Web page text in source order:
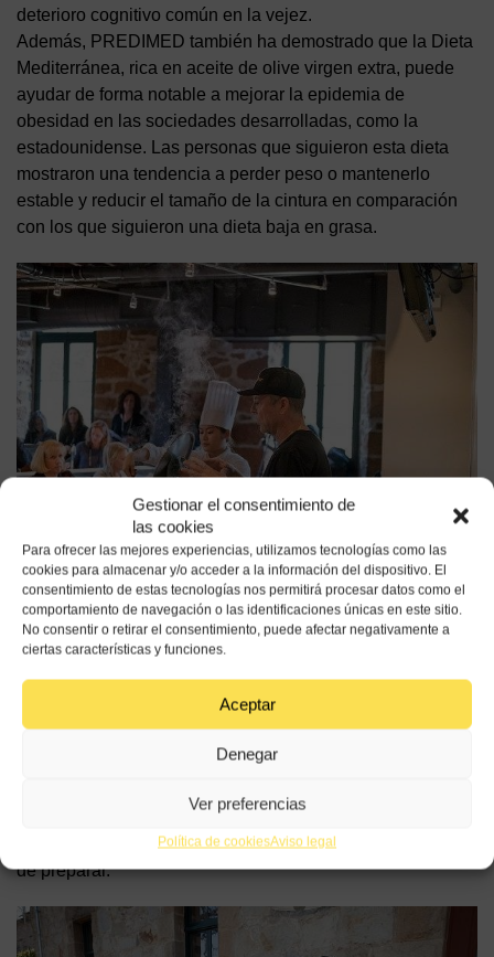
Gestionar el consentimiento de
las cookies
Para ofrecer las mejores experiencias, utilizamos tecnologías como las
cookies para almacenar y/o acceder a la información del dispositivo. El
consentimiento de estas tecnologías nos permitirá procesar datos como el
comportamiento de navegación o las identificaciones únicas en este sitio.
No consentir o retirar el consentimiento, puede afectar negativamente a
ciertas características y funciones.
Aceptar
Denegar
Ver preferencias
Política de cookiesAviso legal
deterioro cognitivo común en la vejez.
Además, PREDIMED también ha demostrado que la Dieta
Mediterránea, rica en aceite de olive virgen extra, puede
ayudar de forma notable a mejorar la epidemia de
obesidad en las sociedades desarrolladas, como la
estadounidense. Las personas que siguieron esta dieta
mostraron una tendencia a perder peso o mantenerlo
estable y reducir el tamaño de la cintura en comparación
con los que siguieron una dieta baja en grasa.
El taller del doctor Estruch se cerró con una demostración
culinaria de la mano del chef catalán Daniel Olivella,
cuyos dos restaurantes (en San Francisco y en Austin,
Texas) rinden homenaje a la cocina mediterránea,
incluyendo algunos platos clásicos de la cocina española,
ajo blanco o el imprescindible sofrito. Una presentación
saludable que además procura una experiencia culinaria
verdaderamente deliciosa, todo menos aburrida y muy fácil
de preparar.